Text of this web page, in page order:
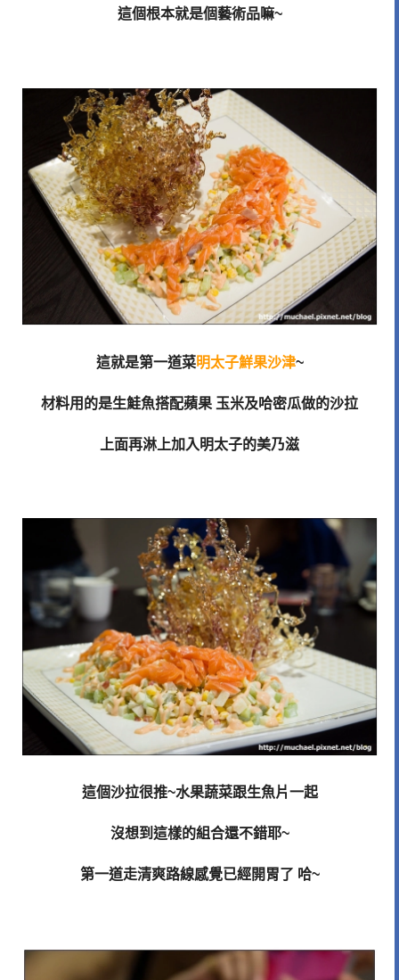
這個根本就是個藝術品嘛~
這就是第一道菜明太子鮮果沙津~
材料用的是生鮭魚搭配蘋果 玉米及哈密瓜做的沙拉
上面再淋上加入明太子的美乃滋
這個沙拉很推~水果蔬菜跟生魚片一起
沒想到這樣的組合還不錯耶~
第一道走清爽路線感覺已經開胃了 哈~